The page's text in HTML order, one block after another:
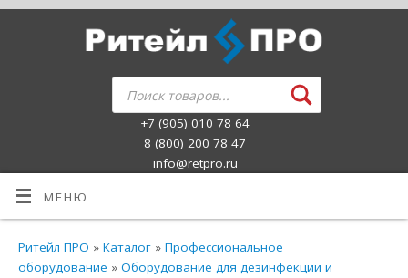
+7 (905) 010 78 64
8 (800) 200 78 47
info@retpro.ru
МЕНЮ
Ритейл ПРО »Каталог »Профессиональное
оборудование »Оборудование для дезинфекции и